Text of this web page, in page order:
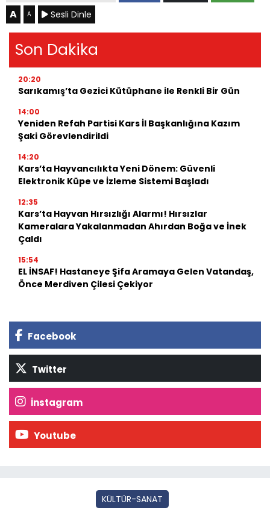
A A Sesli Dinle
Son Dakika
20:20
Sarıkamış’ta Gezici Kütüphane ile Renkli Bir Gün
14:00
Yeniden Refah Partisi Kars İl Başkanlığına Kazım
Şaki Görevlendirildi
14:20
Kars’ta Hayvancılıkta Yeni Dönem: Güvenli
Elektronik Küpe ve İzleme Sistemi Başladı
12:35
Kars’ta Hayvan Hırsızlığı Alarmı! Hırsızlar
Kameralara Yakalanmadan Ahırdan Boğa ve İnek
Çaldı
15:54
EL İNSAF! Hastaneye Şifa Aramaya Gelen Vatandaş,
Önce Merdiven Çilesi Çekiyor
Facebook
Twitter
İnstagram
Youtube
KÜLTÜR-SANAT